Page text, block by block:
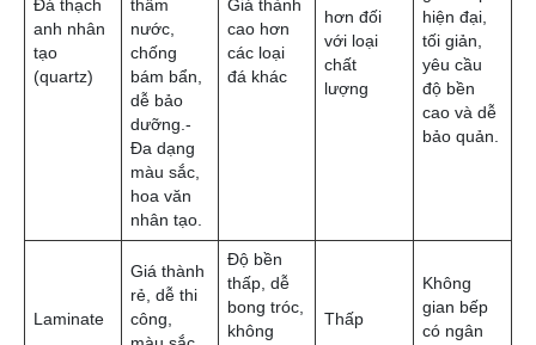
Loại chỉ
đá
Ưu điểm
Nhược
điểm
Gía thành
nhiên
– Độ bền
cao, chịu
nhiệt tốt.-
Chống
xước, ít
nước.- Đa
dạng màu
sắc và
Dễ bị ố,
khó làm
sạch- Cần
bảo